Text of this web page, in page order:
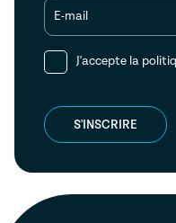
E-mail
J'accepte la
S'INSCRIRE